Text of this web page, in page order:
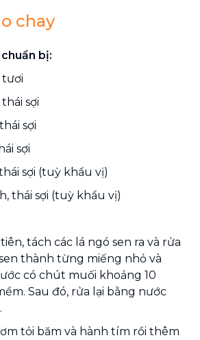
chay
bị:
tươi
sợi
sợi
sợi
sợi (tuỳ khẩu vị)
thái sợi (tuỳ khẩu vị)
tách các lá ngó sen ra và rửa
thành từng miếng nhỏ và
có chút muối khoảng 10
Sau đó, rửa lại bằng nước
tỏi băm và hành tím rồi thêm